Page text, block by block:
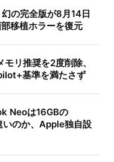
の完全版が8月14日
移植ホラーを復元
リ推奨を2度削除、
基準を満たさず
Neoは16GBの
のか、Apple独自設